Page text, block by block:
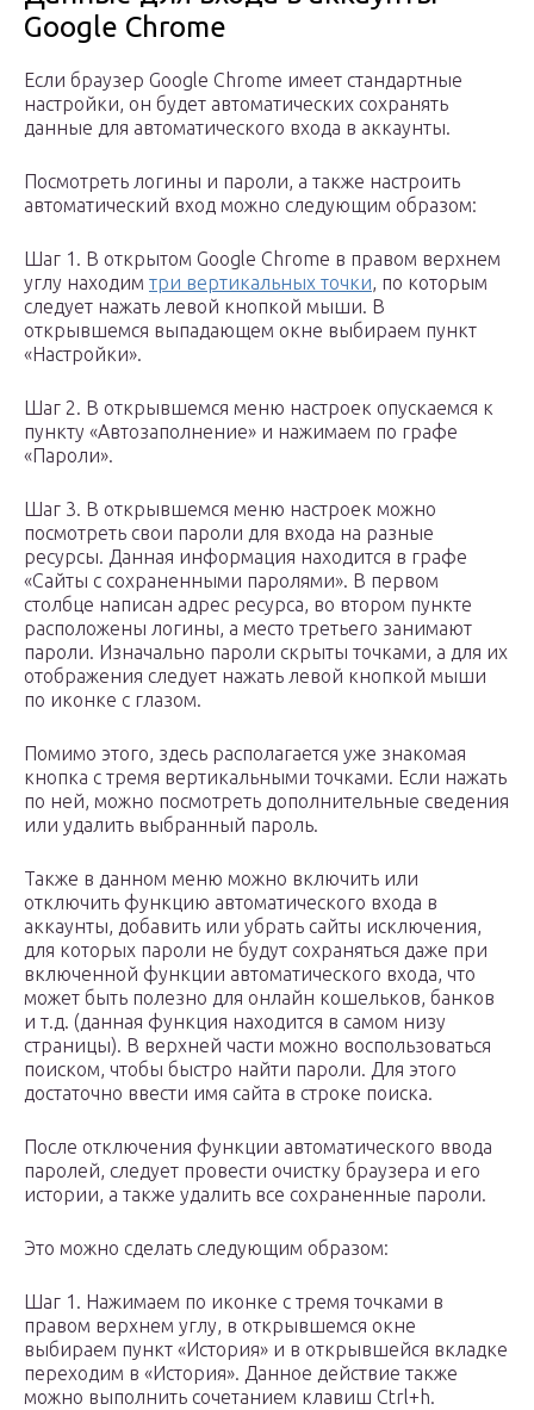
Google Chrome
Если браузер Google Chrome имеет стандартные
настройки, он будет автоматических сохранять
данные для автоматического входа в аккаунты.
Посмотреть логины и пароли, а также настроить
автоматический вход можно следующим образом:
Шаг 1. В открытом Google Chrome в правом верхнем
углу находим три вертикальных точки, по которым
следует нажать левой кнопкой мыши. В
открывшемся выпадающем окне выбираем пункт
«Настройки».
Шаг 2. В открывшемся меню настроек опускаемся к
пункту «Автозаполнение» и нажимаем по графе
«Пароли».
Шаг 3. В открывшемся меню настроек можно
посмотреть свои пароли для входа на разные
ресурсы. Данная информация находится в графе
«Сайты с сохраненными паролями». В первом
столбце написан адрес ресурса, во втором пункте
расположены логины, а место третьего занимают
пароли. Изначально пароли скрыты точками, а для их
отображения следует нажать левой кнопкой мыши
по иконке с глазом.
Помимо этого, здесь располагается уже знакомая
кнопка с тремя вертикальными точками. Если нажать
по ней, можно посмотреть дополнительные сведения
или удалить выбранный пароль.
Также в данном меню можно включить или
отключить функцию автоматического входа в
аккаунты, добавить или убрать сайты исключения,
для которых пароли не будут сохраняться даже при
включенной функции автоматического входа, что
может быть полезно для онлайн кошельков, банков
и т.д. (данная функция находится в самом низу
страницы). В верхней части можно воспользоваться
поиском, чтобы быстро найти пароли. Для этого
достаточно ввести имя сайта в строке поиска.
После отключения функции автоматического ввода
паролей, следует провести очистку браузера и его
истории, а также удалить все сохраненные пароли.
Это можно сделать следующим образом:
Шаг 1. Нажимаем по иконке с тремя точками в
правом верхнем углу, в открывшемся окне
выбираем пункт «История» и в открывшейся вкладке
переходим в «История». Данное действие также
можно выполнить сочетанием клавиш Ctrl+h.